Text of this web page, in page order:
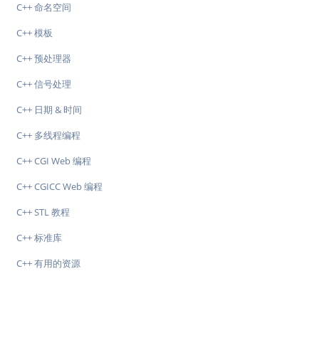
C++ 命名空间
C++ 模板
C++ 预处理器
C++ 信号处理
C++ 日期 & 时间
C++ 多线程编程
C++ CGI Web 编程
C++ CGICC Web 编程
C++ STL 教程
C++ 标准库
C++ 有用的资源